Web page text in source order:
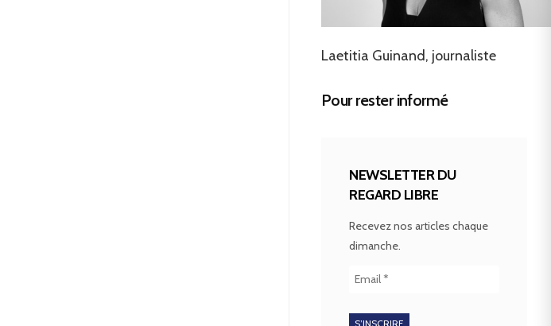
Laetitia Guinand, journaliste
Pour rester informé
NEWSLETTER DU
REGARD LIBRE
Recevez nos articles chaque
dimanche.